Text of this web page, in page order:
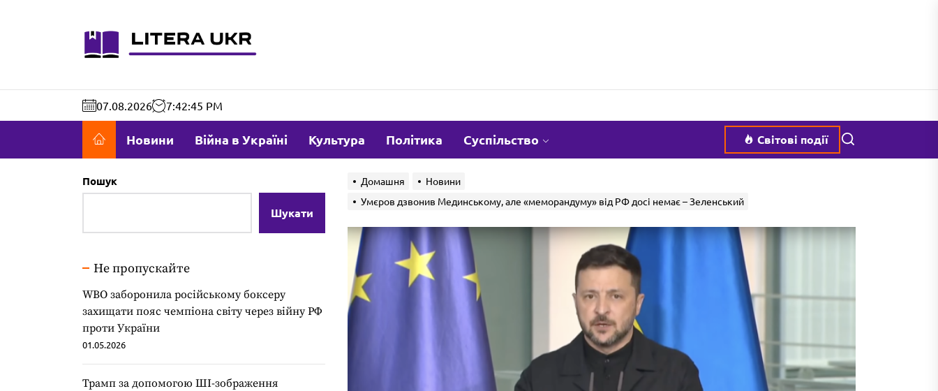
07.08.2026 7:42:46 PM
Новини Війна в Україні Культура Політика Суспільство Світові події Пошук
Домашня
Новини
Умєров дзвонив Мединському, але «меморандуму» від РФ досі немає – Зеленський
Пошук
Шукати
Не пропускайте
WBO заборонила російському боксеру
захищати пояс чемпіона світу через війну РФ
проти України
01.05.2026
Трамп за допомогою ШІ-зображення